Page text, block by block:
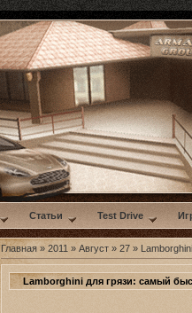
Статьи Test Drive
Главная » 2011 » Август » 27 »
Lamborghini для грязи: самый